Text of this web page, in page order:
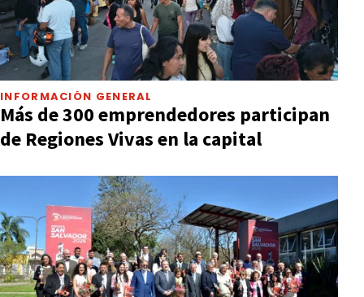
INFORMACIÓN GENERAL
Más de 300 emprendedores participan
de Regiones Vivas en la capital